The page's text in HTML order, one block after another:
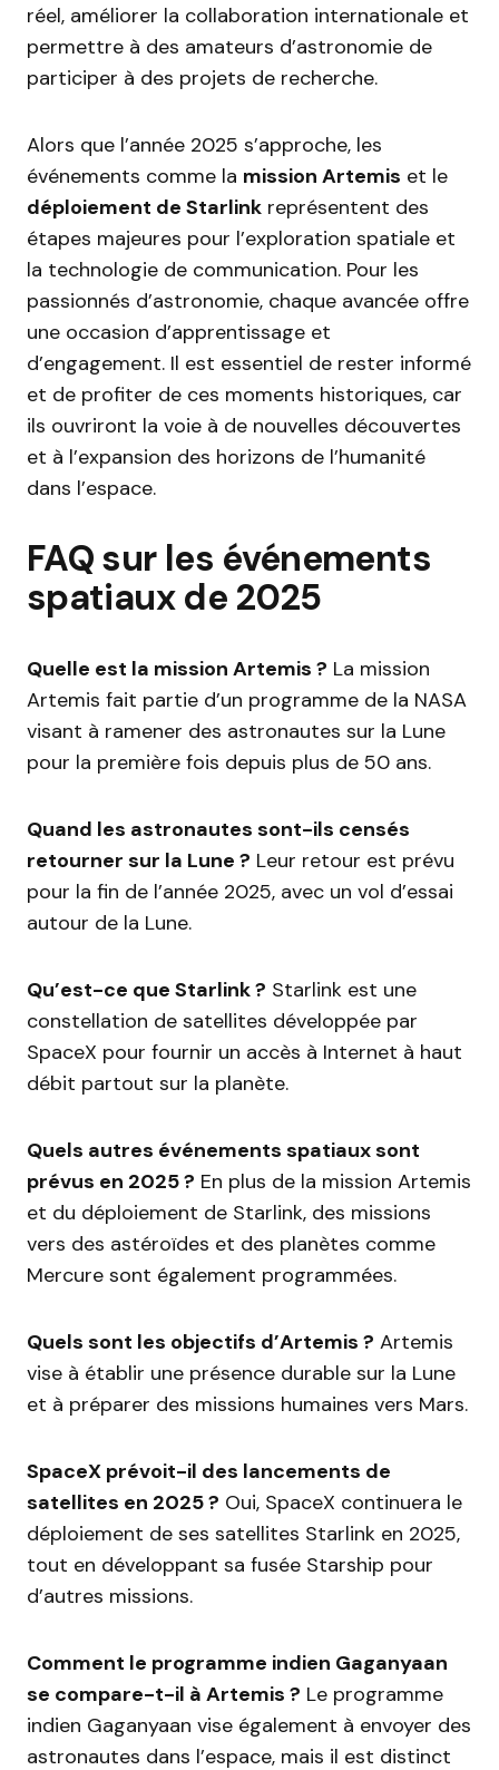
réel, améliorer la collaboration internationale et
permettre à des amateurs d’astronomie de
participer à des projets de recherche.
Alors que l’année 2025 s’approche, les
événements comme la mission Artemis et le
déploiement de Starlink représentent des
étapes majeures pour l’exploration spatiale et
la technologie de communication. Pour les
passionnés d’astronomie, chaque avancée offre
une occasion d’apprentissage et
d’engagement. Il est essentiel de rester informé
et de profiter de ces moments historiques, car
ils ouvriront la voie à de nouvelles découvertes
et à l’expansion des horizons de l’humanité
dans l’espace.
FAQ sur les événements
spatiaux de 2025
Quelle est la mission Artemis ? La mission
Artemis fait partie d’un programme de la NASA
visant à ramener des astronautes sur la Lune
pour la première fois depuis plus de 50 ans.
Quand les astronautes sont-ils censés
retourner sur la Lune ? Leur retour est prévu
pour la fin de l’année 2025, avec un vol d’essai
autour de la Lune.
Qu’est-ce que Starlink ? Starlink est une
constellation de satellites développée par
SpaceX pour fournir un accès à Internet à haut
débit partout sur la planète.
Quels autres événements spatiaux sont
prévus en 2025 ? En plus de la mission Artemis
et du déploiement de Starlink, des missions
vers des astéroïdes et des planètes comme
Mercure sont également programmées.
Quels sont les objectifs d’Artemis ? Artemis
vise à établir une présence durable sur la Lune
et à préparer des missions humaines vers Mars.
SpaceX prévoit-il des lancements de
satellites en 2025 ? Oui, SpaceX continuera le
déploiement de ses satellites Starlink en 2025,
tout en développant sa fusée Starship pour
d’autres missions.
Comment le programme indien Gaganyaan
se compare-t-il à Artemis ? Le programme
indien Gaganyaan vise également à envoyer des
astronautes dans l’espace, mais il est distinct